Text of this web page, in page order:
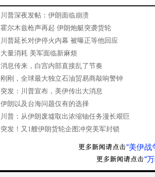
川普深夜发帖：伊朗面临崩溃
霍尔木兹枪声再起 伊朗炮艇突袭货轮
川普延长对伊停火内幕 被曝正等他回应
大量消耗 美军面临新麻烦
消息传来，白宫内部直接乱了节奏
刚刚，全球最大独立石油贸易商敲响警钟
突发：川普宣布，美伊传出大消息
伊朗以及台海问题仅有的选择
川普：从伊朗废墟取出浓缩铀任务漫长艰巨
突发！又1艘伊朗货轮企图冲突美军封锁
“美伊战
“